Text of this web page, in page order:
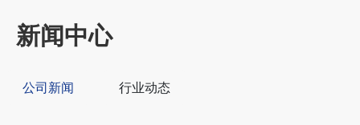
新闻中心
公司新闻 行业动态